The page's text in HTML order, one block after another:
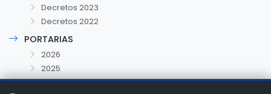
Decretos 2023
Decretos 2022
PORTARIAS
2026
2025